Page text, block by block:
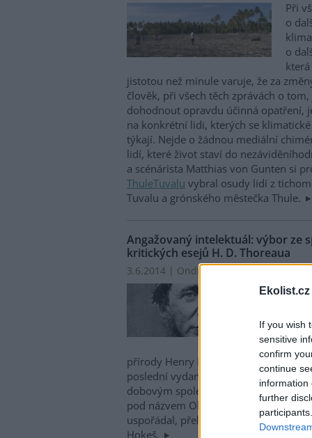
Ekolist.cz
If you wish
sensitive
confirm
continue
information
further
Při
o
o
jistotou než minule varuje, že za
člověk, při všech těch zprávách o
dohodnout opravdu účinná opatření,
na konkrétní lidi, kterých se
týkají. Nejde o žádnou mediální
lidí, které život staví do
a scénárista Matthias von Gunten si
ThuleTuvalu vybral osudy lidí z
Tuvalu a grónského městečka Thule.
Angažovaný intelektuál: výbor ze
kritických esejů H. D. Thoreaua
3.6.2014 | Ondřej Hudeček
přírody Henry Davida Thoreaua
poslední vydanou Thoreauovou
dobovým společenským a politickým
pod názvem Občanská neposlušnost
uspořádal, přeložil a obsáhlým
Hokeš.